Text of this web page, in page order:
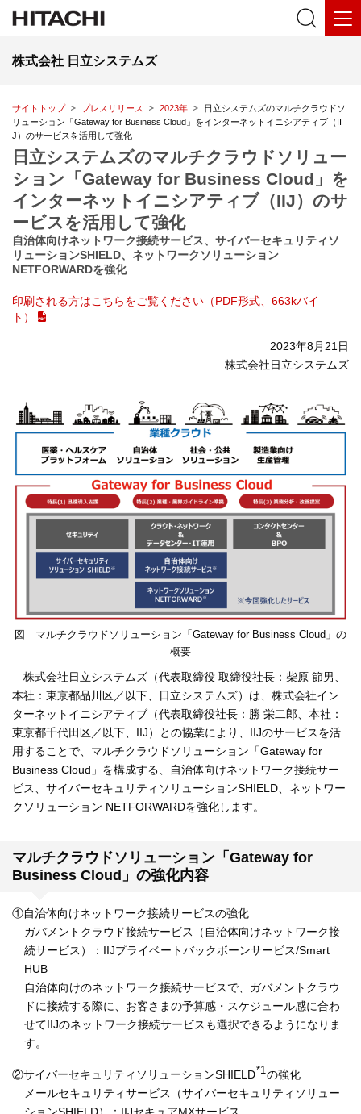
株式会社 日立システムズ
サイトトップ プレスリリース 2023年
日立システムズのマルチクラウドソ
リューション「Gateway for Business Cloud」をインターネットイニシアティブ（II
J）のサービスを活用して強化
日立システムズのマルチクラウドソリュー
ション「Gateway for Business Cloud」を
インターネットイニシアティブ（IIJ）のサ
ービスを活用して強化
自治体向けネットワーク接続サービス、サイバーセキュリティソ
リューションSHIELD、ネットワークソリューション
NETFORWARDを強化
印刷される方はこちらをご覧ください（PDF形式、663kバイ
ト）
2023年8月21日
株式会社日立システムズ
図 マルチクラウドソリューション「Gateway for Business Cloud」の
概要
株式会社日立システムズ（代表取締役 取締役社長：柴原 節男、
本社：東京都品川区／以下、日立システムズ）は、株式会社イン
ターネットイニシアティブ（代表取締役社長：勝 栄二郎、本社：
東京都千代田区／以下、IIJ）との協業により、IIJのサービスを活
用することで、マルチクラウドソリューション「Gateway for
Business Cloud」を構成する、自治体向けネットワーク接続サー
ビス、サイバーセキュリティソリューションSHIELD、ネットワー
クソリューション NETFORWARDを強化します。
マルチクラウドソリューション「Gateway for
Business Cloud」の強化内容
①自治体向けネットワーク接続サービスの強化
ガバメントクラウド接続サービス（自治体向けネットワーク接
続サービス）：IIJプライベートバックボーンサービス/Smart
HUB
自治体向けのネットワーク接続サービスで、ガバメントクラウ
ドに接続する際に、お客さまの予算感・スケジュール感に合わ
せてIIJのネットワーク接続サービスも選択できるようになりま
す。
②サイバーセキュリティソリューションSHIELD*1 の強化
メールセキュリティサービス（サイバーセキュリティソリュー
ションSHIELD）：IIJセキュアMXサービス